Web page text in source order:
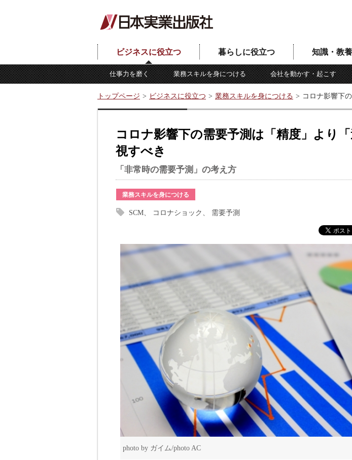
ビジネスに役立つ
仕事力を磨く 業務スキルを身につける 会社を動かす・起こす
暮らしに役立つ 知識・教
トップページ ビジネスに役立つ 業務スキルを身につける コロナ影響下
コロナ影響下の需要予測は「精度」より
視すべき
「非常時の需要予測」の考え方
業務スキルを身につける
SCM コロナショック 需要予測
photo by ガイム/photo AC